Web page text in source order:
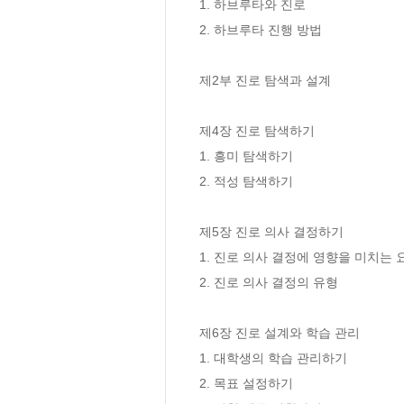
1. 하브루타와 진로
2. 하브루타 진행 방법
제2부 진로 탐색과 설계
제4장 진로 탐색하기
1. 흥미 탐색하기
2. 적성 탐색하기
제5장 진로 의사 결정하기
1. 진로 의사 결정에 영향을 미치는
2. 진로 의사 결정의 유형
제6장 진로 설계와 학습 관리
1. 대학생의 학습 관리하기
2. 목표 설정하기